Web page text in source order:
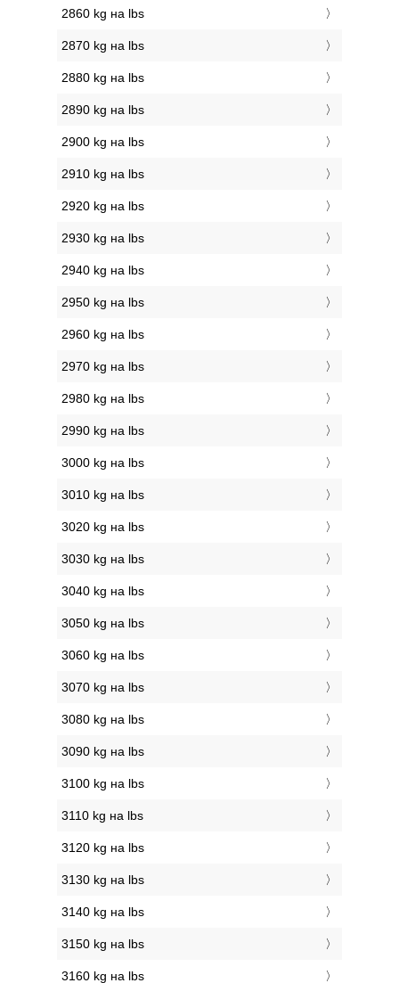
2860 kg на lbs
2870 kg на lbs
2880 kg на lbs
2890 kg на lbs
2900 kg на lbs
2910 kg на lbs
2920 kg на lbs
2930 kg на lbs
2940 kg на lbs
2950 kg на lbs
2960 kg на lbs
2970 kg на lbs
2980 kg на lbs
2990 kg на lbs
3000 kg на lbs
3010 kg на lbs
3020 kg на lbs
3030 kg на lbs
3040 kg на lbs
3050 kg на lbs
3060 kg на lbs
3070 kg на lbs
3080 kg на lbs
3090 kg на lbs
3100 kg на lbs
3110 kg на lbs
3120 kg на lbs
3130 kg на lbs
3140 kg на lbs
3150 kg на lbs
3160 kg на lbs